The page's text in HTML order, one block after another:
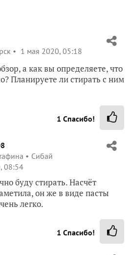
1 мая 2020, 05:18
а как вы определяете, что
Планируете ли стирать с ним
1 Спасибо!
Сибай
08:54
буду стирать. Насчёт
он же в виде пасты
легко.
1 Спасибо!